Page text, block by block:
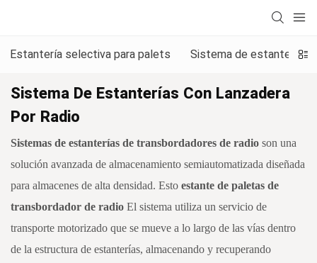
Estantería selectiva para palets Sistema de estanterías
Sistema De Estanterías Con Lanzadera
Por Radio
Sistemas de estanterías de transbordadores de radio son una
solución avanzada de almacenamiento semiautomatizada diseñada
para almacenes de alta densidad. Esto estante de paletas de
transbordador de radio El sistema utiliza un servicio de
transporte motorizado que se mueve a lo largo de las vías dentro
de la estructura de estanterías, almacenando y recuperando